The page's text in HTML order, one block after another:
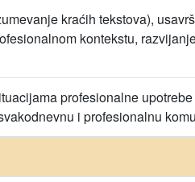
kraćih tekstova),
kontekstu,
profesionalne
i profesionalnu